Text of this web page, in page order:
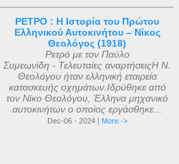
ΡΕΤΡΟ : Η Ιστορία του Πρώτου
Ελληνικού Αυτοκινήτου – Νίκος
Θεολόγος (1918)
Ρετρό με τον Παύλο
Συμεωνίδη - Τελευταίες αναρτήσειςΗ Ν.
Θεολόγου ήταν ελληνική εταιρεία
κατασκευής οχημάτων.Ιδρύθηκε από
τον Νίκο Θεολόγου, Έλληνα μηχανικό
αυτοκινήτων ο οποίος εργάσθηκε...
Dec-06 - 2024 | More ->